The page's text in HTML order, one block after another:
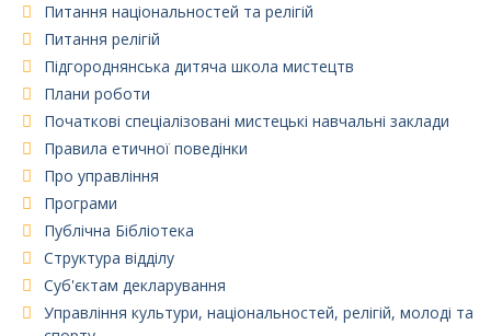
Питання національностей та релігій
Питання релігій
Підгороднянська дитяча школа мистецтв
Плани роботи
Початкові спеціалізовані мистецькі навчальні заклади
Правила етичної поведінки
Про управління
Програми
Публічна Бібліотека
Структура відділу
Суб'єктам декларування
Управління культури, національностей, релігій, молоді та